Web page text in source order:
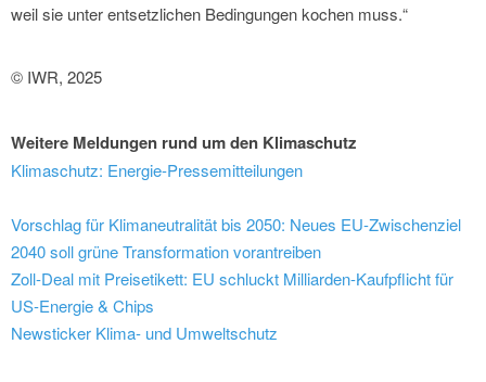
weil sie unter entsetzlichen Bedingungen kochen muss.“
© IWR, 2025
Weitere Meldungen rund um den Klimaschutz
Klimaschutz: Energie-Pressemitteilungen
Vorschlag für Klimaneutralität bis 2050: Neues EU-Zwischenziel
2040 soll grüne Transformation vorantreiben
Zoll-Deal mit Preisetikett: EU schluckt Milliarden-Kaufpflicht für
US-Energie & Chips
Newsticker Klima- und Umweltschutz